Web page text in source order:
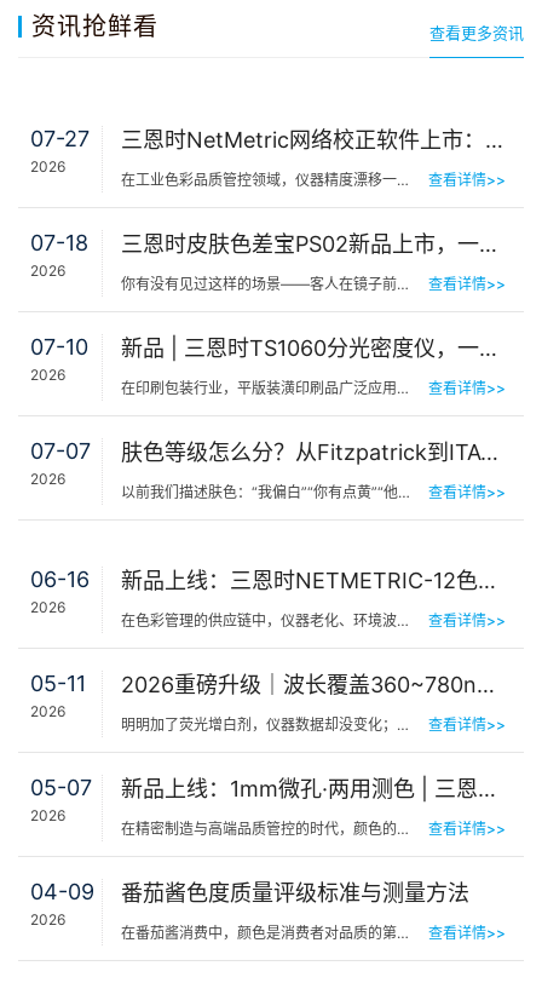
资讯抢鲜看 查看更多资讯
07-27
2026
三恩时NetMetric网络校正软件上市：告别返厂，15分钟让测色仪“恢复出厂精度”
在工业色彩品质管控领域，仪器精度漂移一直是制造企业挥之不去的隐痛。同一批货，A车间测合格、B车间测不合… 查看详情>>
07-18
2026
三恩时皮肤色差宝PS02新品上市，一键测出你的精准肤色等级
你有没有见过这样的场景——客人在镜子前端详半天，问：“我是不是白了一点？”美容师… 查看详情>>
07-10
2026
新品 | 三恩时TS1060分光密度仪，一机覆盖平版装潢印刷品色密度与色差检测
在印刷包装行业，平版装潢印刷品广泛应用于包装工艺品、日化标签、节日用品等场景，客户对同一批次产品的色… 查看详情>>
07-07
2026
肤色等级怎么分？从Fitzpatrick到ITA°，三恩时皮肤测色仪让肤色“数字化”
以前我们描述肤色：“我偏白”“你有点黄”“他挺黑”……现在… 查看详情>>
06-16
2026
新品上线：三恩时NETMETRIC-12色砖与网络校正软件，解决台间差难题
在色彩管理的供应链中，仪器老化、环境波动、台间差…… 一个环节的微小偏差，都可能导致最终… 查看详情>>
05-11
2026
2026重磅升级｜波长覆盖360~780nm，三恩时便携式分光测色仪全光谱了！
明明加了荧光增白剂，仪器数据却没变化；两个零件在室内颜色一样，一到阳光下就“原形毕露”&hel… 查看详情>>
05-07
2026
新品上线：1mm微孔·两用测色 | 三恩时PS401/PS301分光测色仪！
在精密制造与高端品质管控的时代，颜色的微小偏差往往决定着产品的最终命运。对于极小物件、曲面弧面、精密… 查看详情>>
04-09
2026
番茄酱色度质量评级标准与测量方法
在番茄酱消费中，颜色是消费者对品质的第一感知，其一致性与达标性直接影响品牌信任度和产品竞争力。很多人… 查看详情>>